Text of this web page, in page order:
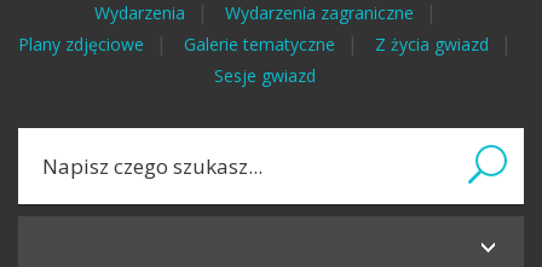
Wydarzenia
Wydarzenia zagraniczne
Plany zdjęciowe
Galerie tematyczne
Z życia gwiazd
Sesje gwiazd